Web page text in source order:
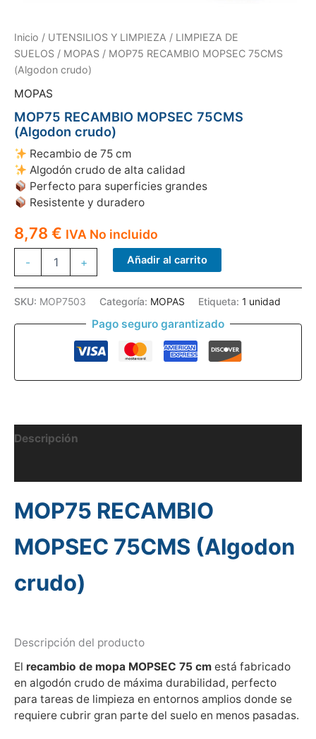
Inicio / UTENSILIOS Y LIMPIEZA / LIMPIEZA DE
SUELOS / MOPAS / MOP75 RECAMBIO MOPSEC 75CMS
(Algodon crudo)
MOPAS
MOP75 RECAMBIO MOPSEC 75CMS
(Algodon crudo)
Recambio de 75 cm
Algodón crudo de alta calidad
Perfecto para superficies grandes
Resistente y duradero
8,78 € IVA No incluido
-
RECAMBIO
75CMS
crudo)
+ Añadir al carrito
SKU: MOP7503 Categoría: MOPAS Etiqueta: 1 unidad
Pago seguro garantizado
Descripción
MOP75 RECAMBIO
MOPSEC 75CMS (Algodon
crudo)
Descripción del producto
El recambio de mopa MOPSEC 75 cm está fabricado
en algodón crudo de máxima durabilidad, perfecto
para tareas de limpieza en entornos amplios donde se
requiere cubrir gran parte del suelo en menos pasadas.